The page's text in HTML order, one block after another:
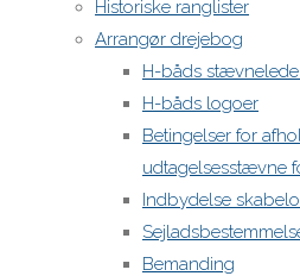
Historiske ranglister
Arrangør drejebog
H-båds
H-båds logoer
Betingelser for
udtagelsesstævne
Indbydelse
Bemanding
indkomne
forslag.
Bestyrelsens
planer for
kommende